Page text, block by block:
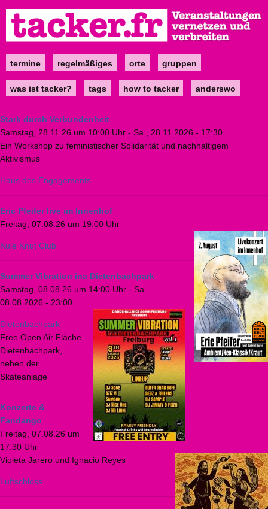
zum
Inhalt
Maintermine regelmäßiges orte gruppen
was ist tacker? tags how to tacker anderswo
Stark durch Verbundenheit
Samstag, 28.11.26 um 10:00 Uhr - Sa., 28.11.2026 - 17:30
Ein Workshop zu feministischer Solidarität und nachhaltigem
Aktivismus
Haus des Engagements
Eric Pfeifer live im Innenhof
Freitag, 07.08.26 um 19:00 Uhr
Kule Knut Club
Summer Vibration ina Dietenbachpark
Samstag, 08.08.26 um 14:00 Uhr - Sa.,
08.08.2026 - 23:00
Dietenbachpark
Free Open Air Fläche
Dietenbachpark,
neben der
Skateanlage
Konzerte &
Fandango
Freitag, 07.08.26 um
17:30 Uhr
Violeta Jarero und Ignacio Reyes
Luftschloss